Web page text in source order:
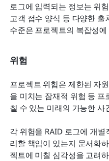
로그에 입력되는 정보는 위
고객 접수 양식 등 다양한
수준은 프로젝트의 복잡성
위험
프로젝트 위험은 제한된 자
을 미치는 잠재적 위험 등
칠 수 있는 미래의 가능한 사
각 위험을 RAID 로그에 개
리할 책임이 있는지 문서화
젝트에 미칠 심각성을 고려